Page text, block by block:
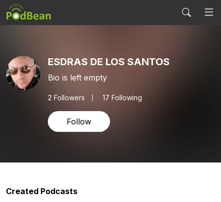
ESDRAS DE LOS SANTOS
Bio is left empty
2 Followers 17 Following
Follow
Created Podcasts